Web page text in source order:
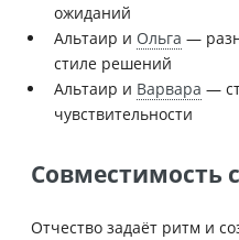
ожиданий
Альтаир и Ольга —
стиле решений
Альтаир и Варвара —
чувствительности
Совместимость
Отчество задаёт ритм и